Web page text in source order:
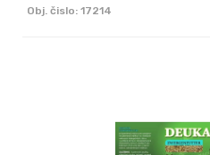
Obj. čislo: 17214